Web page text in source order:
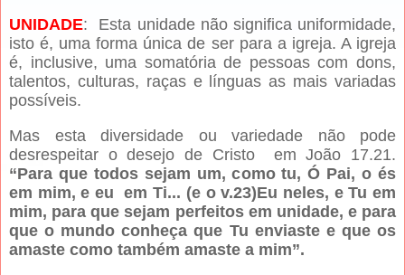
UNIDADE: Esta unidade não significa uniformidade,
isto é, uma forma única de ser para a igreja. A igreja
é, inclusive, uma somatória de pessoas com dons,
talentos, culturas, raças e línguas as mais variadas
possíveis.
Mas esta diversidade ou variedade não pode
desrespeitar o desejo de Cristo em João 17.21.
“Para que todos sejam um, como tu, Ó Pai, o és
em mim, e eu em Ti... (e o v.23)Eu neles, e Tu em
mim, para que sejam perfeitos em unidade, e para
que o mundo conheça que Tu enviaste e que os
amaste como também amaste a mim”.